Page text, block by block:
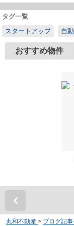
タグ一覧
スタートアップ
自
おすすめ物件
丸和不動産 > ブログ記